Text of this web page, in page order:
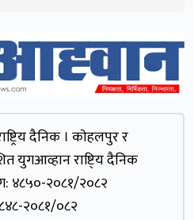
दैनिक । काेहलपुर र
युगआव्हान राष्टि्य दैनिक
४८५०-२०८१/२०८२
२०८१/०८२